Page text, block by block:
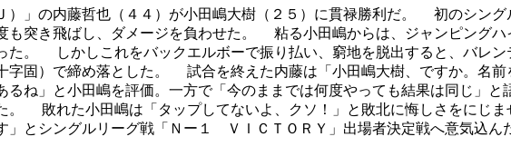
」の内藤哲也（４４）が小田嶋大樹（２５）に貫禄勝利だ。 初のシング
も突き飛ばし、ダメージを負わせた。 粘る小田嶋からは、ジャンピング
た。 しかしこれをバックエルボーで振り払い、窮地を脱出すると、バレン
字固）で締め落とした。 試合を終えた内藤は「小田嶋大樹、ですか。名
ね」と小田嶋を評価。一方で「今のままでは何度やっても結果は同じ」と
。 敗れた小田嶋は「タップしてないよ、クソ！」と敗北に悔しさをにじま
とシングルリーグ戦「Ｎー１ ＶＩＣＴＯＲＹ」出場者決定戦へ意気込ん